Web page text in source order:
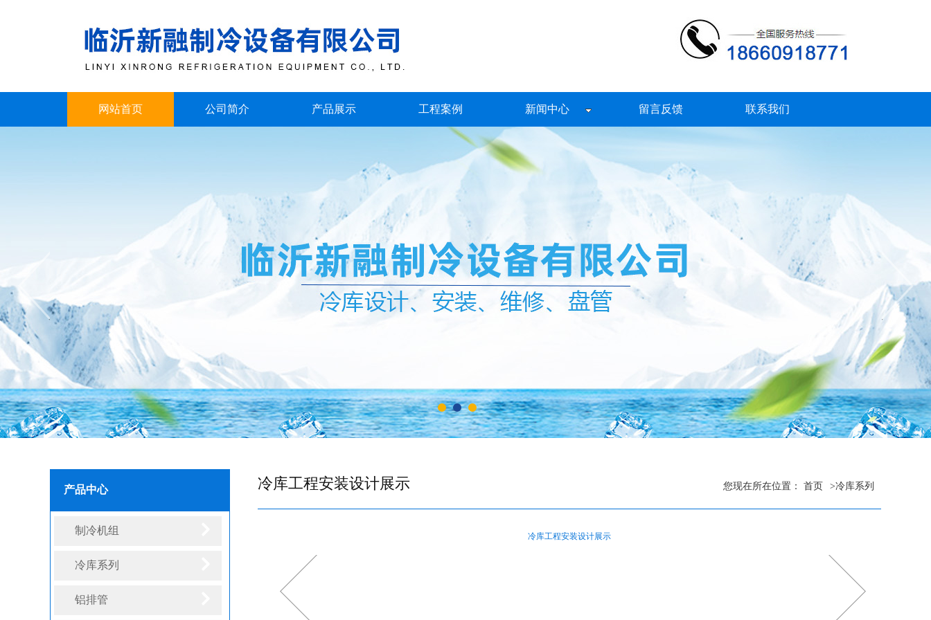
网站首页 公司简介 产品展示 工程案例 新闻中心 留言反馈 联系我们
产品中心
制冷机组
冷库系列
铝排管
您现在所在位置： 首页 >冷库系列
冷库工程安装设计展示
冷库工程安装设计展示